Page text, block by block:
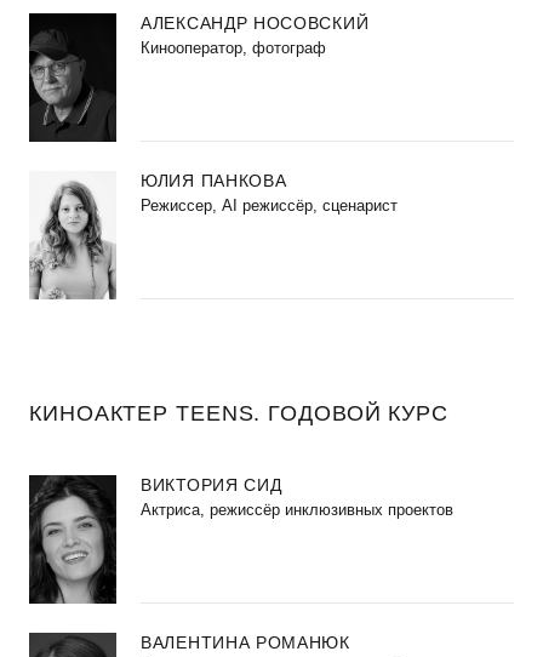
АЛЕКСАНДР НОСОВСКИЙ
Кинооператор, фотограф
ЮЛИЯ ПАНКОВА
Режиссер, AI режиссёр, сценарист
КИНОАКТЕР TEENS. ГОДОВОЙ КУРС
ВИКТОРИЯ СИД
Актриса, режиссёр инклюзивных проектов
ВАЛЕНТИНА РОМАНЮК